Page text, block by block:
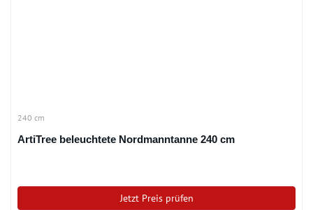
240 cm
ArtiTree beleuchtete Nordmanntanne 240 cm
Jetzt Preis prüfen